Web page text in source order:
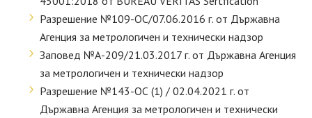
Разрешение №109-ОС/07.06.2016 г. от Държавна
Агенция за метрологичен и технически надзор
Заповед №А-209/21.03.2017 г. от Държавна Агенция
за метрологичен и технически надзор
Разрешение №143-ОС (1) / 02.04.2021 г. от
Държавна Агенция за метрологичен и технически